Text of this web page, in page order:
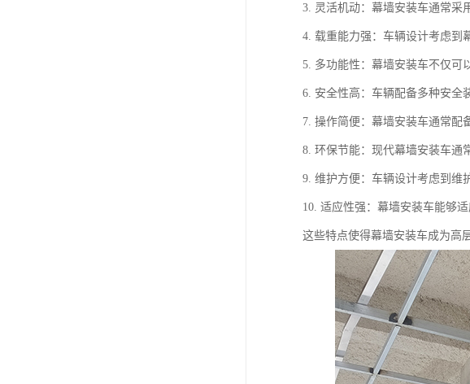
3. 灵活机动：幕墙安装车通常采
4. 载重能力强：车辆设计考虑到
5. 多功能性：幕墙安装车不仅可
6. 安全性高：车辆配备多种安全
7. 操作简便：幕墙安装车通常配
8. 环保节能：现代幕墙安装车通
9. 维护方便：车辆设计考虑到维
10. 适应性强：幕墙安装车能够
这些特点使得幕墙安装车成为高